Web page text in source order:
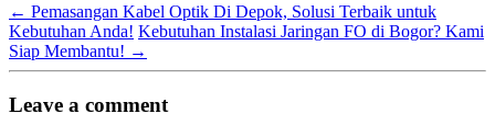
← Pemasangan Kabel Optik Di Depok, Solusi Terbaik untuk
Kebutuhan Anda! Kebutuhan Instalasi Jaringan FO di Bogor? Kami
Siap Membantu! →
Leave a comment